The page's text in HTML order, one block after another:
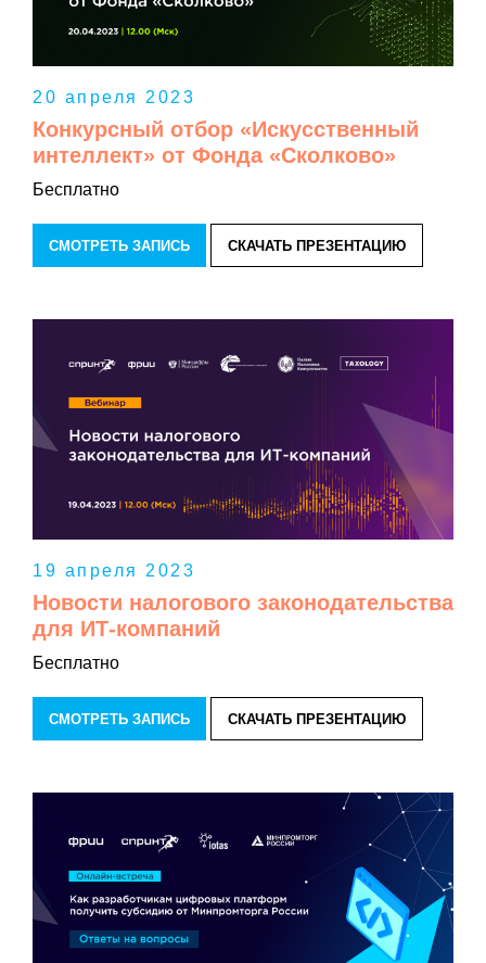
20 апреля 2023
Конкурсный отбор «Искусственный
интеллект» от Фонда «Сколково»
Бесплатно
СМОТРЕТЬ ЗАПИСЬ СКАЧАТЬ ПРЕЗЕНТАЦИЮ
19 апреля 2023
Новости налогового законодательства
для ИТ-компаний
Бесплатно
СМОТРЕТЬ ЗАПИСЬ СКАЧАТЬ ПРЕЗЕНТАЦИЮ